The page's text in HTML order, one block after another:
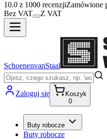
10.0 z 1000 recenzjiZamówione
Bez VAT
Z VAT
SchoenenvanStaal
Zaloguj się
Koszyk
0
Buty robocze
Buty robocze